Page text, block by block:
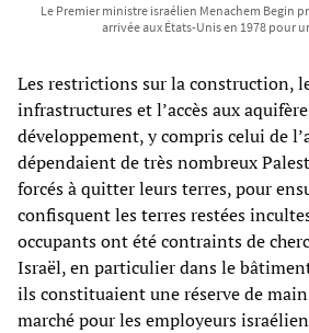
Le Premier ministre israélien Menachem Begin
arrivée aux États-Unis en 1978 pour
Les restrictions sur la construction,
infrastructures et l’accès aux
développement, y compris celui de
dépendaient de très nombreux
forcés à quitter leurs terres, pour
confisquent les terres restées
occupants ont été contraints de
Israël, en particulier dans le
ils constituaient une réserve de
marché pour les employeurs